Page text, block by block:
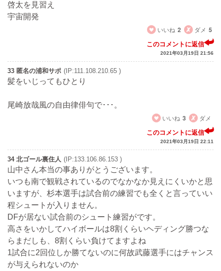
啓太を見習え
宇宙開発
いいね 2 ダメ 5
このコメントに返信
2021年03月19日 21:56
33 匿名の浦和サポ (IP:111.108.210.65 )
髪をいじってもひとり
尾崎放哉風の自由律俳句で･･･。
いいね 3 ダメ
このコメントに返信
2021年03月19日 22:11
34 北ゴール裏住人 (IP:133.106.86.153 )
山中さん本当の事ありがとうございます。
いつも南で観戦されているのでなかなか見えにくいかと思
いますが、杉本選手は試合前の練習でも全くと言っていい
程シュートが入りません。
DFが居ない試合前のシュート練習がです。
高さをいかしてハイボールは8割くらいヘディング勝つな
らまだしも、8割くらい負けてますよね
1試合に2回位しか勝てないのに何故武藤選手にはチャンス
が与えられないのか